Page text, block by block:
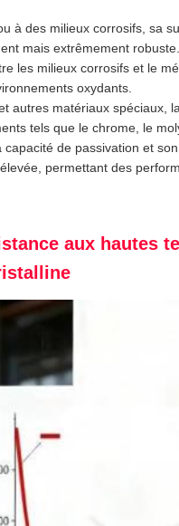
à des milieux corrosifs, sa
mais extrêmement
les milieux corrosifs et le
oxydants.
autres matériaux spéciaux,
tels que le chrome, le
de passivation et
permettant des
aux hautes